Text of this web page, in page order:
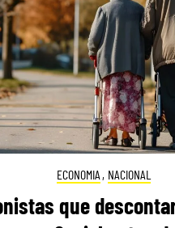
ECONOMIA , NACIONAL
que